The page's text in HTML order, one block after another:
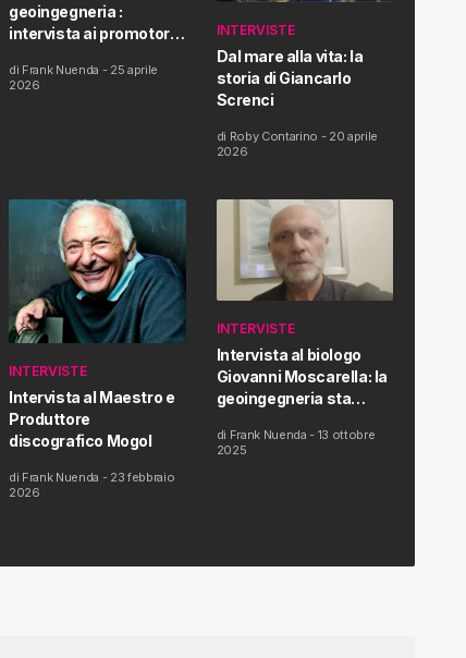
geoingegneria :
intervista ai promotori
Proposta di Legge
di Frank Nuenda - 25 aprile
2026
INTERVISTE
Dal mare alla vita: la
storia di Giancarlo
Screnci
di Roby Contarino - 20 aprile
2026
INTERVISTE
Intervista al Maestro e
Produttore
discografico Mogol
di Frank Nuenda - 23 febbraio
2026
INTERVISTE
Intervista al biologo
Giovanni Moscarella: la
geoingegneria sta
salute dell’uomo
di Frank Nuenda - 13 ottobre
2025